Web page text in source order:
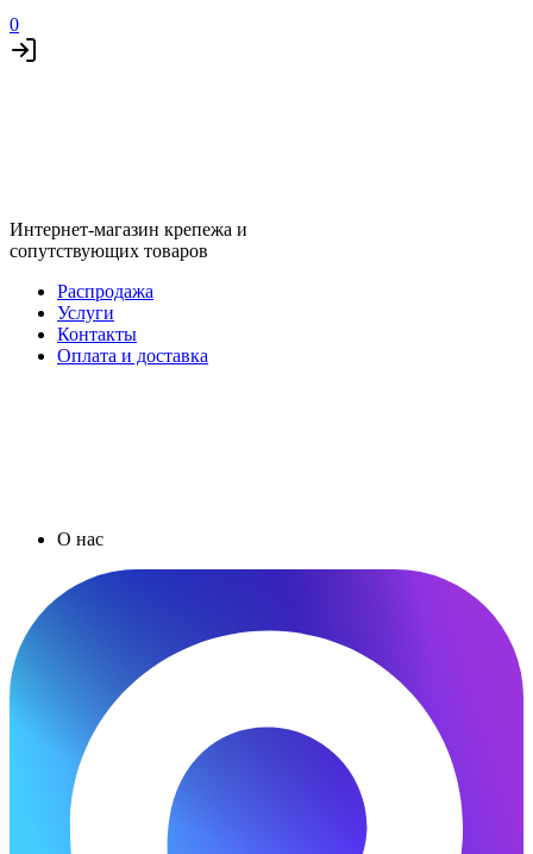
0
Интернет-магазин крепежа и
сопутствующих товаров
Распродажа
Услуги
Контакты
Оплата и доставка
О нас